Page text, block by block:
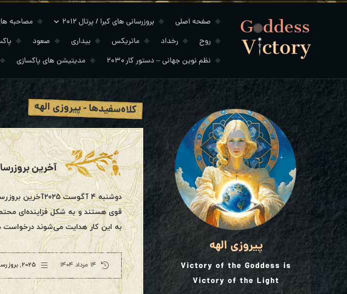
صفحه اصلی بروزرسانی های کبرا / پرتال ۲۰۱۲ مصاحبه
روح
رخداد ماتریکس بیداری صعود
نظم نوین جهانی – دستور کار ۲۰۳۰
مدیتیشن های پاکسازی
کلاه‌سفیدها - پیروزی الهه
قوی هستند و به شکل فزاینده‌ای
به این کار هدایت می‌شوند درخواست
۱۴ مرداد ۱۴۰۴ 2025
,
پیروزی الهه
Victory of the Goddess is
Victory of the Light